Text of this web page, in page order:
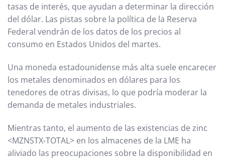
tasas de interés, que ayudan a determinar la dirección
del dólar. Las pistas sobre la política de la Reserva
Federal vendrán de los datos de los precios al
consumo en Estados Unidos del martes.
Una moneda estadounidense más alta suele encarecer
los metales denominados en dólares para los
tenedores de otras divisas, lo que podría moderar la
demanda de metales industriales.
Mientras tanto, el aumento de las existencias de zinc
<MZNSTX-TOTAL> en los almacenes de la LME ha
aliviado las preocupaciones sobre la disponibilidad en